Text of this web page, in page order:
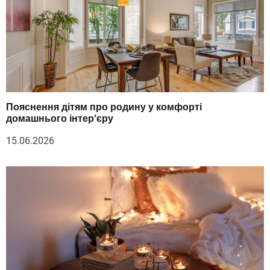
Пояснення дітям про родину у комфорті
домашнього інтер’єру
15.06.2026